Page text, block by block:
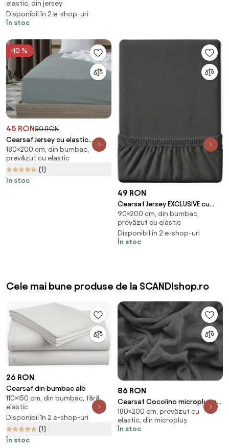
elastic, din jersey
Disponibil în 2 e-shop-uri
În stoc
-10 %
45 RON50 RON
Cearsaf Jersey cu elastic
180x200 cm verde-albastru
180×200 cm, din bumbac,
prevăzut cu elastic
(1)
În stoc
49 RON
Cearsaf Jersey EXCLUSIVE cu
elastic 90x200 cm gri inchis
Gramaj (densitatea fibrelor):
Lux (190 g/m2)
90×200 cm, din bumbac,
prevăzut cu elastic
Disponibil în 2 e-shop-uri
În stoc
Cele mai bune produse de la SCANDIshop.ro
26 RON
Cearsaf din bumbac alb
110×150 cm, din bumbac, fără
elastic
Disponibil în 2 e-shop-uri
(1)
În stoc
86 RON
Cearsaf Cocolino microplus cu
elastic SOFT 180x200 cm gri
inchis
180×200 cm, prevăzut cu
elastic, din micropluș
În stoc